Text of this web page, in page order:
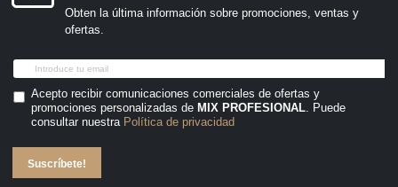
Obten la última información sobre promociones, ventas y
ofertas.
Acepto recibir comunicaciones comerciales de ofertas y
promociones personalizadas de MIX PROFESIONAL. Puede
consultar nuestra Política de privacidad
Suscríbete!